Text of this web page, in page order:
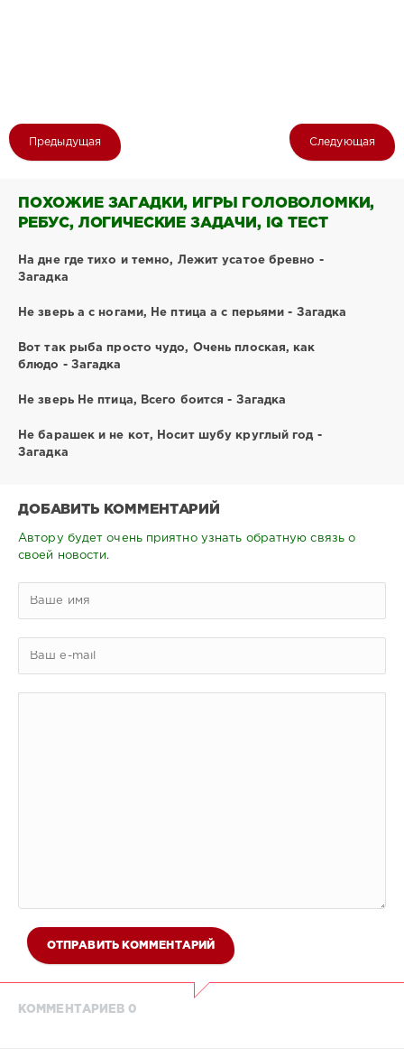
Предыдущая Следующая
ПОХОЖИЕ ЗАГАДКИ, ИГРЫ ГОЛОВОЛОМКИ,
РЕБУС, ЛОГИЧЕСКИЕ ЗАДАЧИ, IQ ТЕСТ
На дне где тихо и темно, Лежит усатое бревно -
Загадка
Не зверь а с ногами, Не птица а с перьями - Загадка
Вот так рыба просто чудо, Очень плоская, как
блюдо - Загадка
Не зверь Не птица, Всего боится - Загадка
Не барашек и не кот, Носит шубу круглый год -
Загадка
ДОБАВИТЬ КОММЕНТАРИЙ
Автору будет очень приятно узнать обратную связь о
своей новости.
ОТПРАВИТЬ КОММЕНТАРИЙ
КОММЕНТАРИЕВ 0